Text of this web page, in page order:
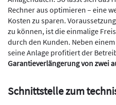
Rechner aus optimieren – eine
Kosten zu sparen.
zu können, ist die einmalige
durch den Kunden. Neben
seine Anlage profitiert der
Garantieverlängerung von zwei
Schnittstelle zum